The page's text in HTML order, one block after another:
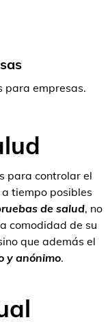
para empresas.
para controlar el
tiempo posibles
de salud, no
comodidad de su
que además el
y anónimo.